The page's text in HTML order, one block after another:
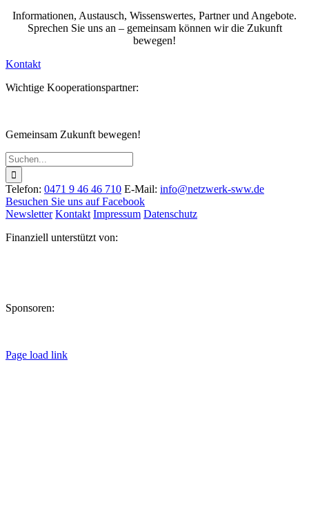
Informationen, Austausch, Wissenswertes, Partner und Angebote.
Sprechen Sie uns an – gemeinsam können wir die Zukunft
bewegen!
Kontakt
Wichtige Kooperationspartner:
Gemeinsam Zukunft bewegen!
Suche
nach:
Telefon: 0471 9 46 46 710 E-Mail: info@netzwerk-sww.de
Besuchen Sie uns auf Facebook
Newsletter Kontakt Impressum Datenschutz
Finanziell unterstützt von:
Sponsoren:
Page load link